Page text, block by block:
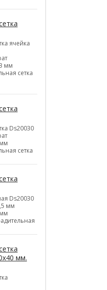
ячейка
мм
сетка
Ds20030
сетка
Ds20030
мм
мм.